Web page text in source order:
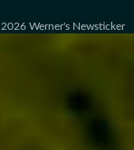
Werner's Newsticker